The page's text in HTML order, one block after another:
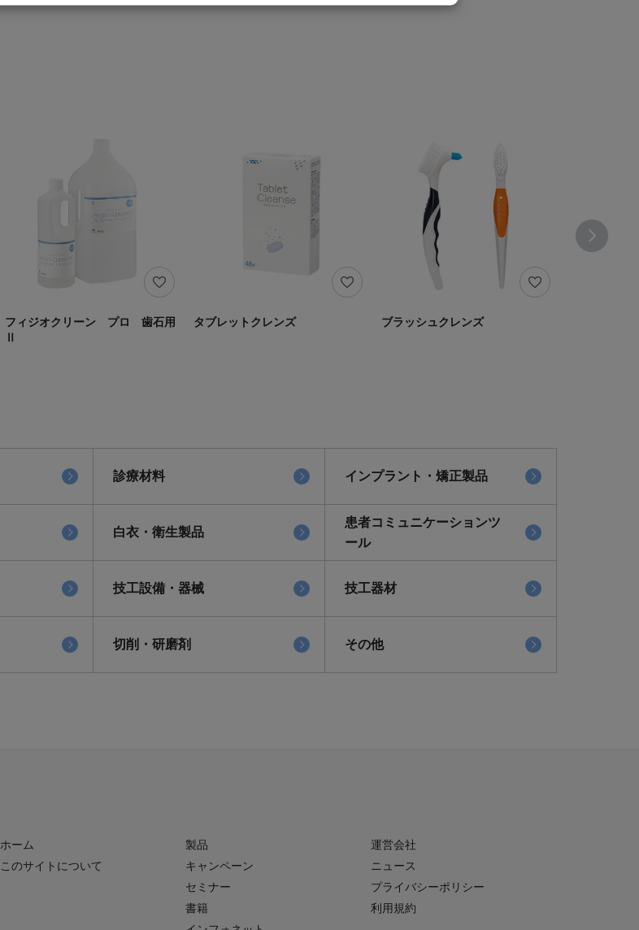
フィジオクリーン プロ 歯石用
Ⅱ
タブレットクレンズ ブラッシュクレンズ
診療材料 インプラント・矯正製品
白衣・衛生製品
患者コミュニケーションツ
ール
技工設備・器械 技工器材
切削・研磨剤 その他
ホーム
このサイトについて
製品
キャンペーン
セミナー
書籍
運営会社
ニュース
プライバシーポリシー
利用規約